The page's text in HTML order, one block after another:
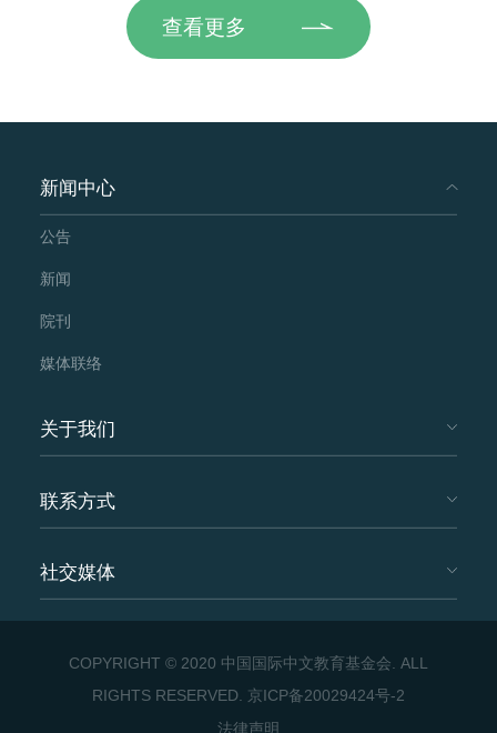
查看更多
新闻中心
公告
新闻
院刊
媒体联络
关于我们
联系方式
社交媒体
COPYRIGHT © 2020 中国国际中文教育基金会. ALL
RIGHTS RESERVED. 京ICP备20029424号-2
法律声明